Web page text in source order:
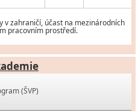
v zahraničí, účast na mezinárodních
pracovním prostředí.
(ŠVP)